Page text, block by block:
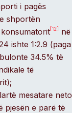
i pagës
shportën
[12]
në
ishte 1:2.9 (paga
34.5% të
të
mesatare neto
pjesën e parë të